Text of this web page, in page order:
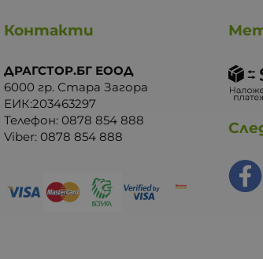
Контакти
ДРАГСТОР.БГ ЕООД
6000 гр. Стара Загора
ЕИК:203463297
Телефон:0878 854 888
Viber:0878 854 888